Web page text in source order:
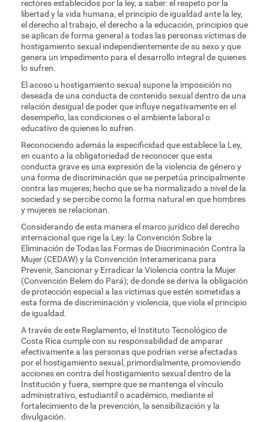
rectores establecidos por la ley, a saber: el respeto por la
libertad y la vida humana, el principio de igualdad ante la ley,
el derecho al trabajo, el derecho a la educación, principios que
se aplican de forma general a todas las personas víctimas de
hostigamiento sexual independientemente de su sexo y que
genera un impedimento para el desarrollo integral de quienes
lo sufren.
El acoso u hostigamiento sexual supone la imposición no
deseada de una conducta de contenido sexual dentro de una
relación desigual de poder que influye negativamente en el
desempeño, las condiciones o el ambiente laboral o
educativo de quienes lo sufren.
Reconociendo además la especificidad que establece la Ley,
en cuanto a la obligatoriedad de reconocer que esta
conducta grave es una expresión de la violencia de género y
una forma de discriminación que se perpetúa principalmente
contra las mujeres; hecho que se ha normalizado a nivel de la
sociedad y se percibe como la forma natural en que hombres
y mujeres se relacionan.
Considerando de esta manera el marco jurídico del derecho
internacional que rige la Ley: la Convención Sobre la
Eliminación de Todas las Formas de Discriminación Contra la
Mujer (CEDAW) y la Convención Interamericana para
Prevenir, Sancionar y Erradicar la Violencia contra la Mujer
(Convención Belem do Pará); de donde se deriva la obligación
de protección especial a las víctimas que estén sometidas a
esta forma de discriminación y violencia, que viola el principio
de igualdad.
A través de este Reglamento, el Instituto Tecnológico de
Costa Rica cumple con su responsabilidad de amparar
efectivamente a las personas que podrían verse afectadas
por el hostigamiento sexual, primordialmente, promoviendo
acciones en contra del hostigamiento sexual dentro de la
Institución y fuera, siempre que se mantenga el vínculo
administrativo, estudiantil o académico, mediante el
fortalecimiento de la prevención, la sensibilización y la
divulgación.